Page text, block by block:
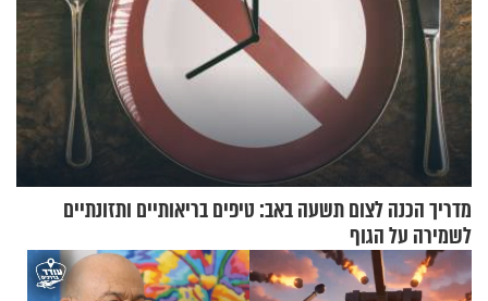
מדריך הכנה לצום תשעה באב: טיפים בריאותיים ותזונתיים
לשמירה על הגוף